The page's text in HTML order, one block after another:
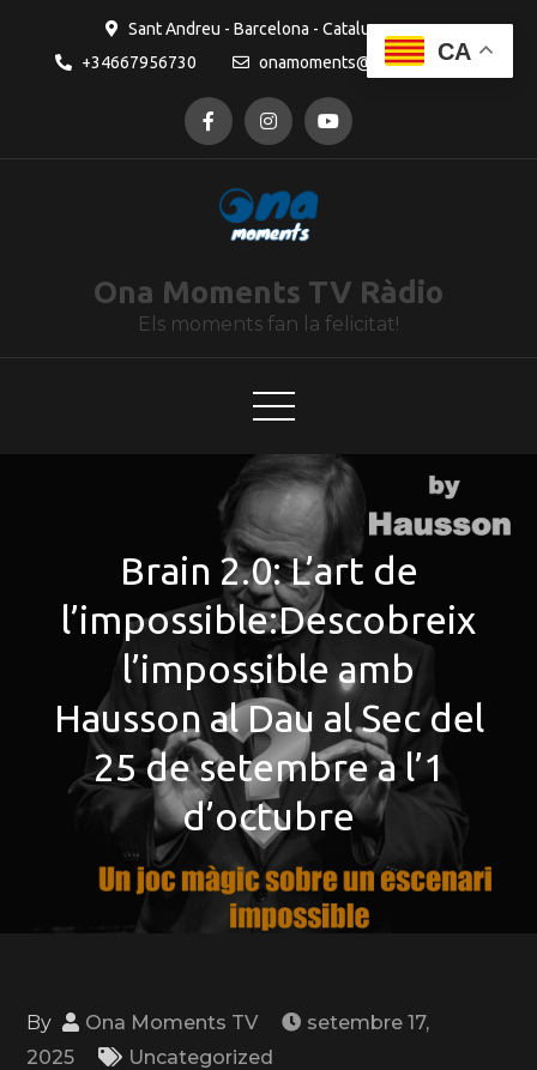
Sant Andreu - Barcelona - Catalunya
+34667956730
onamoments@gmail.com
Ona Moments TV Ràdio
Els moments fan la felicitat!
Brain 2.0: L’art de
l’impossible:Descobreix
l’impossible amb
Hausson al Dau al Sec del
25 de setembre a l’1
d’octubre
By Ona Moments TV
setembre 17,
2025
Uncategorized
CA